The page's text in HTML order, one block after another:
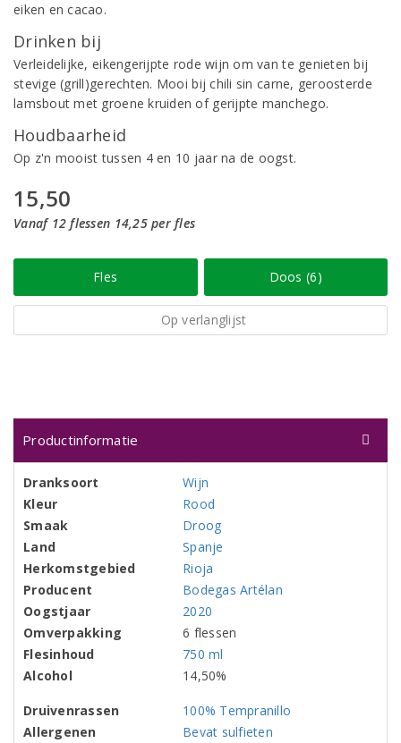
eiken en cacao.
Drinken bij
Verleidelijke, eikengerijpte rode wijn om van te genieten bij
stevige (grill)gerechten. Mooi bij chili sin carne, geroosterde
lamsbout met groene kruiden of gerijpte manchego.
Houdbaarheid
Op z'n mooist tussen 4 en 10 jaar na de oogst.
15,50
Vanaf 12 flessen 14,25 per fles
Fles Doos (6)
Op verlanglijst
Productinformatie
Dranksoort
Wijn
Kleur
Rood
Smaak
Droog
Land
Spanje
Herkomstgebied
Rioja
Producent
Bodegas Artélan
Oogstjaar
2020
Omverpakking
6 flessen
Flesinhoud
750 ml
Alcohol
14,50%
Druivenrassen
100% Tempranillo
Allergenen
Bevat sulfieten